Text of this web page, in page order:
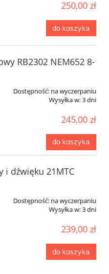
250,00 zł
do koszyka
RB2302 NEM652 8-
Dostępność: na wyczerpaniu
Wysyłka w:3 dni
245,00 zł
do koszyka
i dźwięku 21MTC
Dostępność: na wyczerpaniu
Wysyłka w:3 dni
239,00 zł
do koszyka